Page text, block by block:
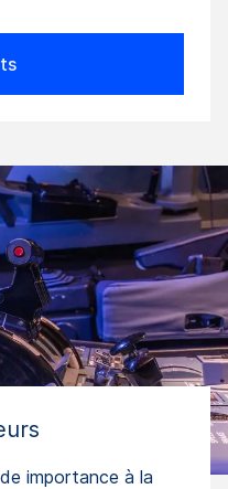
importance à la